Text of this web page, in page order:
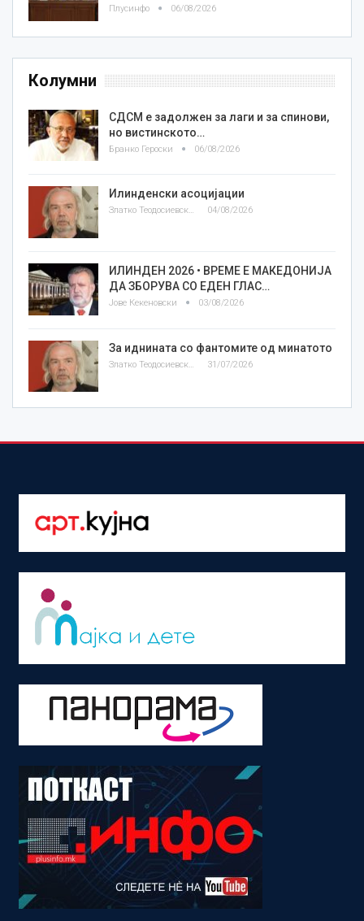
Плусинфо 06/08/2026
Колумни
СДСМ е задолжен за лаги и за спинови,
но вистинското…
Бранко Героски 06/08/2026
Илинденски асоцијации
Златко Теодосиевски 04/08/2026
ИЛИНДЕН 2026 • ВРЕМЕ Е МАКЕДОНИЈА
ДА ЗБОРУВА СО ЕДЕН ГЛАС…
Јове Кекеновски 03/08/2026
За иднината со фантомите од минатото
31/07/2026